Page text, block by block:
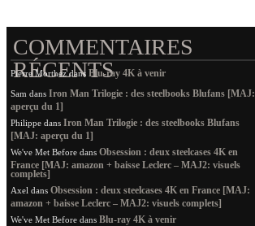
COMMENTAIRES
RÉCENTS
Pierre Morthezdans Blu-ray 4K à venir
Sam dans Iron Man Trilogie : des steelbooks Blufans [MAJ:
aperçu du 1]
Philippe dans Iron Man Trilogie : des steelbooks Blufans
[MAJ: aperçu du 1]
We've Met Before dans Obsession : deux steelcases 4K en
France [MAJ: amazon + baisse Leclerc – MAJ2: visuels
complets]
Axel dans Obsession : deux steelcases 4K en France [MAJ:
amazon + baisse Leclerc – MAJ2: visuels complets]
We've Met Before dans Blu-ray 4K à venir